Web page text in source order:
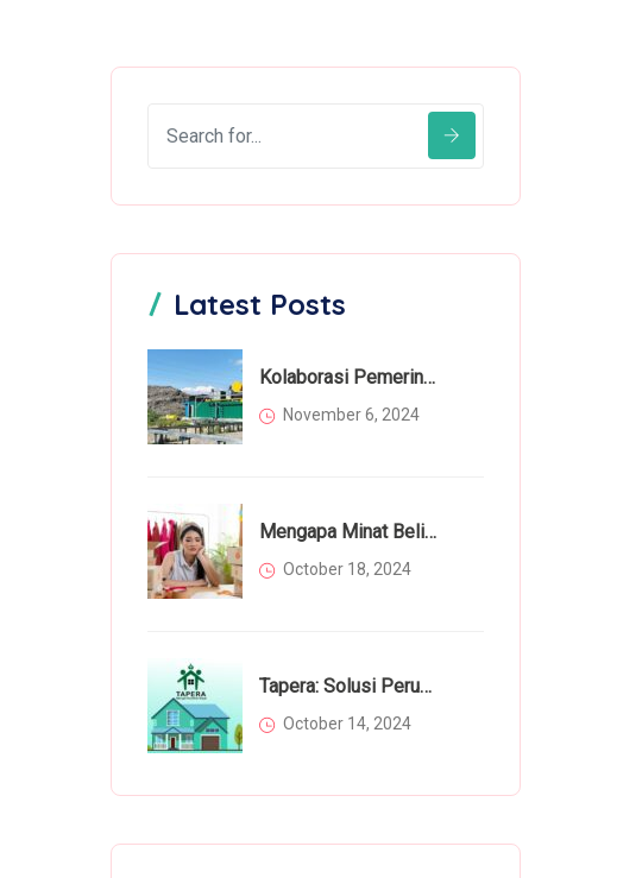
Latest Posts
Kolaborasi Pemerintah Dan Masyarakat Dalam Mengatasi Permasalahan Sampah
November 6, 2024
Mengapa Minat Beli Masyarakat Menurun Di Tahun 2024? Inilah Faktor Utamanya
October 18, 2024
Tapera: Solusi Perumahan Bagi Rakyat Atau Beban Tambahan?
October 14, 2024